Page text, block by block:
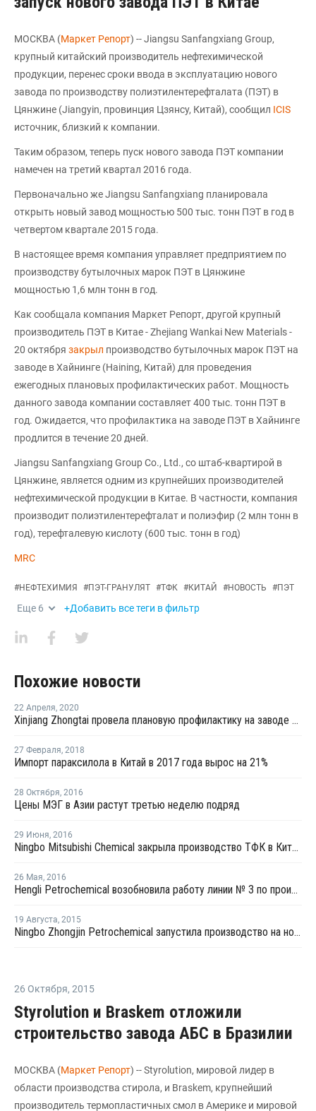
МОСКВА (Маркет Репорт) -- Jiangsu Sanfangxiang Group,
крупный китайский производитель нефтехимической
продукции, перенес сроки ввода в эксплуатацию нового
завода по производству полиэтилентерефталата (ПЭТ) в
Цянжине (Jiangyin, провинция Цзянсу, Китай), сообщил ICIS
источник, близкий к компании.
Таким образом, теперь пуск нового завода ПЭТ компании
намечен на третий квартал 2016 года.
Первоначально же Jiangsu Sanfangxiang планировала
открыть новый завод мощностью 500 тыс. тонн ПЭТ в год в
четвертом квартале 2015 года.
В настоящее время компания управляет предприятием по
производству бутылочных марок ПЭТ в Цянжине
мощностью 1,6 млн тонн в год.
Как сообщала компания Маркет Репорт, другой крупный
производитель ПЭТ в Китае - Zhejiang Wankai New Materials -
20 октября закрыл производство бутылочных марок ПЭТ на
заводе в Хайнинге (Haining, Китай) для проведения
ежегодных плановых профилактических работ. Мощность
данного завода компании составляет 400 тыс. тонн ПЭТ в
год. Ожидается, что профилактика на заводе ПЭТ в Хайнинге
продлится в течение 20 дней.
Jiangsu Sanfangxiang Group Co., Ltd., со штаб-квартирой в
Цянжине, является одним из крупнейших производителей
нефтехимической продукции в Китае. В частности, компания
производит полиэтилентерефталат и полиэфир (2 млн тонн в
год), терефталевую кислоту (600 тыс. тонн в год)
MRC
#НЕФТЕХИМИЯ #ПЭТ-ГРАНУЛЯТ #ТФК #КИТАЙ #НОВОСТЬ #ПЭТ
Еще 6 +Добавить все теги в фильтр
Похожие новости
22 Апреля, 2020
Xinjiang Zhongtai провела плановую профилактику на заводе ТФК в Китае
27 Февраля, 2018
Импорт параксилола в Китай в 2017 года вырос на 21%
28 Октября, 2016
Цены МЭГ в Азии растут третью неделю подряд
29 Июня, 2016
Ningbo Mitsubishi Chemical закрыла производство ТФК в Китае из-за сбоя электропитания
26 Мая, 2016
Hengli Petrochemical возобновила работу линии № 3 по производству ТФК в Китае
19 Августа, 2015
Ningbo Zhongjin Petrochemical запустила производство на новом заводе параксилола в Китае
26 Октября, 2015
Styrolution и Braskem отложили
строительство завода АБС в Бразилии
МОСКВА (Маркет Репорт) -- Styrolution, мировой лидер в
области производства стирола, и Braskem, крупнейший
производитель термопластичных смол в Америке и мировой